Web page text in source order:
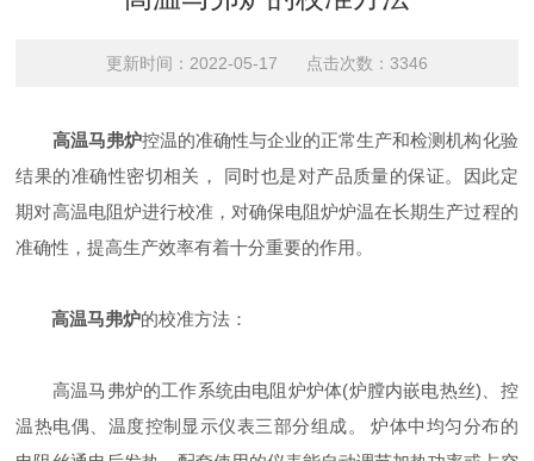
更新时间：2022-05-17 点击次数：3346
高温马弗炉控温的准确性与企业的正常生产和检测机构化验
结果的准确性密切相关， 同时也是对产品质量的保证。因此定
期对高温电阻炉进行校准，对确保电阻炉炉温在长期生产过程的
准确性，提高生产效率有着十分重要的作用。
高温马弗炉的校准方法：
高温马弗炉的工作系统由电阻炉炉体(炉膛内嵌电热丝)、控
温热电偶、温度控制显示仪表三部分组成。 炉体中均匀分布的